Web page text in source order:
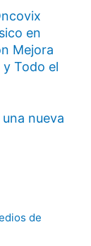
en
Mejora
y Todo el
nueva
de